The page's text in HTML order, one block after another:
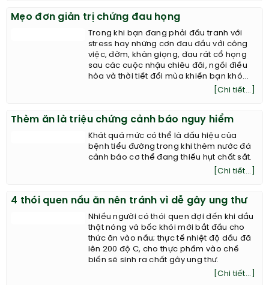
Mẹo đơn giản trị chứng đau họng
Trong khi bạn đang phải đấu tranh với
stress hay những cơn đau đầu với công
việc, đờm, khàn giọng, đau rát cổ họng
sau các cuộc nhậu chiêu đãi, ngồi điều
hòa và thời tiết đổi mùa khiến bạn khó...
[Chi tiết...]
Thèm ăn là triệu chứng cảnh báo nguy hiểm
Khát quá mức có thể là dấu hiệu của
bệnh tiểu đường trong khi thèm nước đá
cảnh báo cơ thể đang thiếu hụt chất sắt.
[Chi tiết...]
4 thói quen nấu ăn nên tránh vì dễ gây ung thư
Nhiều người có thói quen đợi đến khi dầu
thật nóng và bốc khói mới bắt đầu cho
thức ăn vào nấu; thực tế nhiệt độ dầu đã
lên 200 độ C, cho thực phẩm vào chế
biến sẽ sinh ra chất gây ung thư.
[Chi tiết...]